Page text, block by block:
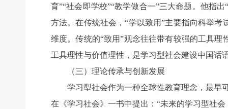
育”“社会即学校”“教学做合一”三大命题。他指
方法。在传统社会，“学以致用”主要指向科举
维度。传统的“致用”观念往往带有较强的工具
工具理性与价值理性，是学习型社会建设中国话
（三）理论传承与创新发展
学习型社会作为一种全球性教育理念，最早可
在《学习社会》一书中提出：“未来的学习型社